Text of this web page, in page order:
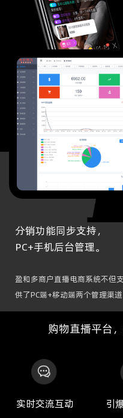
分销功能同步支持，
PC+手机后台管理。
盈和多商户直播电商系统不但
供了PC端+移动端两个管理渠
购物直播平台
实时交流互动 引